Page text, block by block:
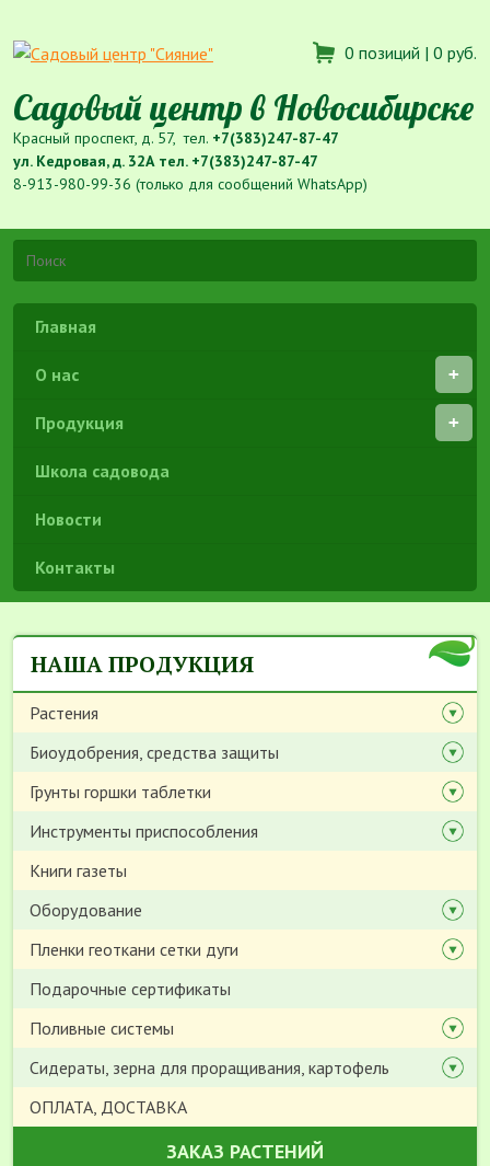
0 позиций | 0 руб.
Садовый центр в Новосибирске
Красный проспект, д. 57, тел. +7(383)247-87-47
ул. Кедровая, д. 32А тел. +7(383)247-87-47
8-913-980-99-36 (только для сообщений WhatsApp)
Главная
О нас
Продукция
Школа садовода
Новости
Контакты
НАША ПРОДУКЦИЯ
Растения
Биоудобрения, средства защиты
Грунты горшки таблетки
Инструменты приспособления
Книги газеты
Оборудование
Пленки геоткани сетки дуги
Подарочные сертификаты
Поливные системы
Сидераты, зерна для проращивания, картофель
ОПЛАТА, ДОСТАВКА
ЗАКАЗ РАСТЕНИЙ